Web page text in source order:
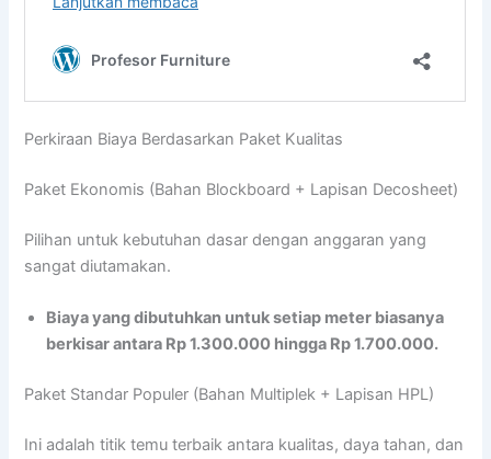
Perkiraan Biaya Berdasarkan Paket Kualitas
Paket Ekonomis (Bahan Blockboard + Lapisan Decosheet)
Pilihan untuk kebutuhan dasar dengan anggaran yang
sangat diutamakan.
Biaya yang dibutuhkan untuk setiap meter biasanya
berkisar antara Rp 1.300.000 hingga Rp 1.700.000.
Paket Standar Populer (Bahan Multiplek + Lapisan HPL)
Ini adalah titik temu terbaik antara kualitas, daya tahan, dan